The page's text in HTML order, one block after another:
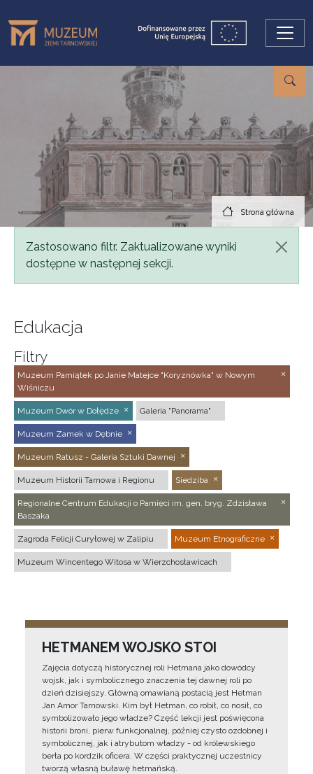
Strona główna
Komunikat
Zastosowano filtr. Zaktualizowane wyniki
dostępne w następnej sekcji.
Edukacja
Filtry
Muzeum Pamiątek po Janie Matejce "Koryznówka" w Nowym
Wiśniczu
Muzeum Dwór w Dołędze Galeria "Panorama"
Muzeum Zamek w Dębnie
Muzeum Ratusz - Galeria Sztuki Dawnej
Muzeum Historii Tarnowa i Regionu Siedziba
Regionalne Centrum Edukacji o Pamięci im. gen. bryg. Zdzisława
Baszaka
Zagroda Felicji Curyłowej w Zalipiu Muzeum Etnograficzne
Muzeum Wincentego Witosa w Wierzchosławicach
HETMANEM WOJSKO STOI
Zajęcia dotyczą historycznej roli Hetmana jako dowódcy
wojsk, jak i symbolicznego znaczenia tej dawnej roli po
dzień dzisiejszy. Główną omawianą postacią jest Hetman
Jan Amor Tarnowski. Kim był Hetman, co robił, co nosił, co
symbolizowało jego władze? Część lekcji jest poświęcona
historii broni, pierw funkcjonalnej, później czysto ozdobnej i
symbolicznej, jak i atrybutom władzy - od królewskiego
berła po kordzik oficera. W części praktycznej uczestnicy
tworzą własną buławę hetmańską.